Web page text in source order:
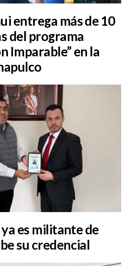
entrega más de 10
del programa
Imparable” en la
es militante de
su credencial